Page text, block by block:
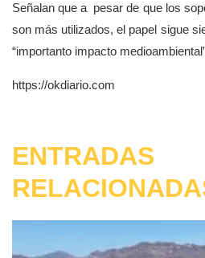
Señalan que a pesar de que los
son más utilizados, el papel sigue
“importanto impacto
https://okdiario.com
ENTRADAS